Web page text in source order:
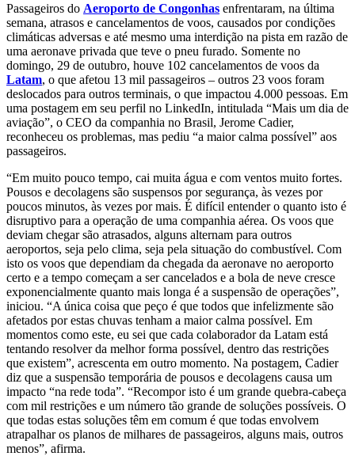
Passageiros do Aeroporto de Congonhas enfrentaram, na última
semana, atrasos e cancelamentos de voos, causados por condições
climáticas adversas e até mesmo uma interdição na pista em razão de
uma aeronave privada que teve o pneu furado. Somente no
domingo, 29 de outubro, houve 102 cancelamentos de voos da
Latam, o que afetou 13 mil passageiros – outros 23 voos foram
deslocados para outros terminais, o que impactou 4.000 pessoas. Em
uma postagem em seu perfil no LinkedIn, intitulada “Mais um dia de
aviação”, o CEO da companhia no Brasil, Jerome Cadier,
reconheceu os problemas, mas pediu “a maior calma possível” aos
passageiros.
“Em muito pouco tempo, cai muita água e com ventos muito fortes.
Pousos e decolagens são suspensos por segurança, às vezes por
poucos minutos, às vezes por mais. É difícil entender o quanto isto é
disruptivo para a operação de uma companhia aérea. Os voos que
deviam chegar são atrasados, alguns alternam para outros
aeroportos, seja pelo clima, seja pela situação do combustível. Com
isto os voos que dependiam da chegada da aeronave no aeroporto
certo e a tempo começam a ser cancelados e a bola de neve cresce
exponencialmente quanto mais longa é a suspensão de operações”,
iniciou. “A única coisa que peço é que todos que infelizmente são
afetados por estas chuvas tenham a maior calma possível. Em
momentos como este, eu sei que cada colaborador da Latam está
tentando resolver da melhor forma possível, dentro das restrições
que existem”, acrescenta em outro momento. Na postagem, Cadier
diz que a suspensão temporária de pousos e decolagens causa um
impacto “na rede toda”. “Recompor isto é um grande quebra-cabeça
com mil restrições e um número tão grande de soluções possíveis. O
que todas estas soluções têm em comum é que todas envolvem
atrapalhar os planos de milhares de passageiros, alguns mais, outros
menos”, afirma.